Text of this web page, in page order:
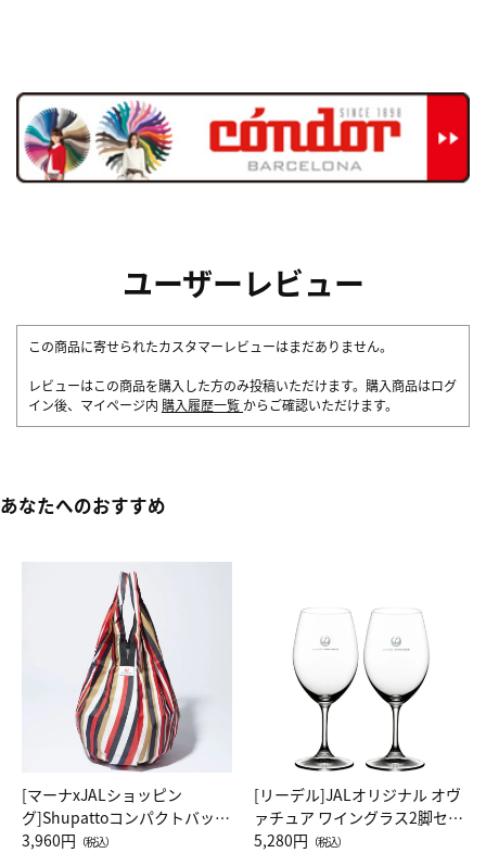
ユーザーレビュー
この商品に寄せられたカスタマーレビューはまだありません。
レビューはこの商品を購入した方のみ投稿いただけます。購入商品はログ
イン後、マイページ内 購入履歴一覧 からご確認いただけます。
あなたへのおすすめ
[マーナxJALショッピン
グ]Shupattoコンパクトバッグ
Drop JAL客室乗務員（LC）ス
3,960円 （税込）
[リーデル]JALオリジナル オヴ
ァチュア ワイングラス2脚セッ
ト（レッドワイン）
5,280円 （税込）